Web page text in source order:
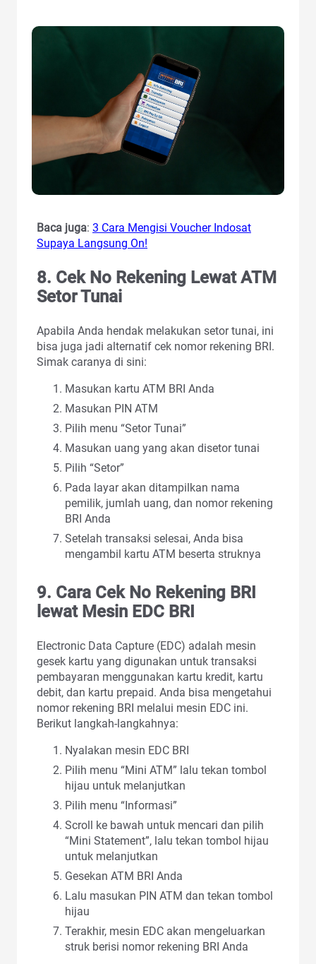
Baca juga: 3 Cara Mengisi Voucher Indosat
Supaya Langsung On!
8. Cek No Rekening Lewat ATM
Setor Tunai
Apabila Anda hendak melakukan setor tunai, ini
bisa juga jadi alternatif cek nomor rekening BRI.
Simak caranya di sini:
Masukan kartu ATM BRI Anda
Masukan PIN ATM
Pilih menu “Setor Tunai”
Masukan uang yang akan disetor tunai
Pilih “Setor”
Pada layar akan ditampilkan nama
pemilik, jumlah uang, dan nomor rekening
BRI Anda
Setelah transaksi selesai, Anda bisa
mengambil kartu ATM beserta struknya
9. Cara Cek No Rekening BRI
lewat Mesin EDC BRI
Electronic Data Capture (EDC) adalah mesin
gesek kartu yang digunakan untuk transaksi
pembayaran menggunakan kartu kredit, kartu
debit, dan kartu prepaid. Anda bisa mengetahui
nomor rekening BRI melalui mesin EDC ini.
Berikut langkah-langkahnya:
Nyalakan mesin EDC BRI
Pilih menu “Mini ATM” lalu tekan tombol
hijau untuk melanjutkan
Pilih menu “Informasi”
Scroll ke bawah untuk mencari dan pilih
“Mini Statement”, lalu tekan tombol hijau
untuk melanjutkan
Gesekan ATM BRI Anda
Lalu masukan PIN ATM dan tekan tombol
hijau
Terakhir, mesin EDC akan mengeluarkan
struk berisi nomor rekening BRI Anda